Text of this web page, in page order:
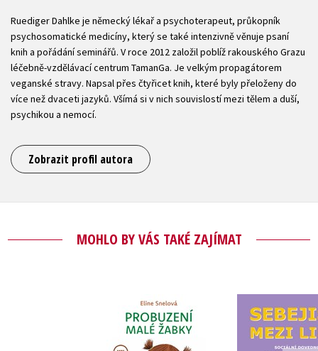
Ruediger Dahlke je německý lékař a psychoterapeut, průkopník
psychosomatické medicíny, který se také intenzivně věnuje psaní
knih a pořádání seminářů. V roce 2012 založil poblíž rakouského Grazu
léčebně-vzdělávací centrum TamanGa. Je velkým propagátorem
veganské stravy. Napsal přes čtyřicet knih, které byly přeloženy do
více než dvaceti jazyků. Všímá si v nich souvislostí mezi tělem a duší,
psychikou a nemocí.
Zobrazit profil autora
MOHLO BY VÁS TAKÉ ZAJÍMAT
Probuzení malé
žabky
Eline Snelová
Sebejistě
Emily